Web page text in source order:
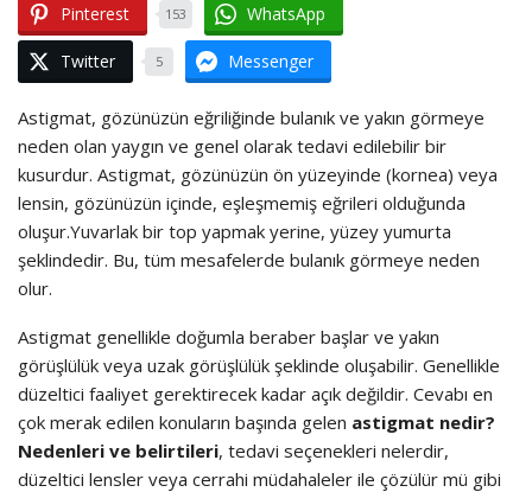
Pinterest 153 WhatsApp
Twitter 5 Messenger
Astigmat, gözünüzün eğriliğinde bulanık ve yakın görmeye
neden olan yaygın ve genel olarak tedavi edilebilir bir
kusurdur. Astigmat, gözünüzün ön yüzeyinde (kornea) veya
lensin, gözünüzün içinde, eşleşmemiş eğrileri olduğunda
oluşur.Yuvarlak bir top yapmak yerine, yüzey yumurta
şeklindedir. Bu, tüm mesafelerde bulanık görmeye neden
olur.
Astigmat genellikle doğumla beraber başlar ve yakın
görüşlülük veya uzak görüşlülük şeklinde oluşabilir. Genellikle
düzeltici faaliyet gerektirecek kadar açık değildir. Cevabı en
çok merak edilen konuların başında gelen astigmat nedir?
Nedenleri ve belirtileri, tedavi seçenekleri nelerdir,
düzeltici lensler veya cerrahi müdahaleler ile çözülür mü gibi